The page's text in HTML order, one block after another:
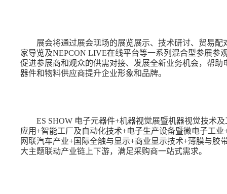
展会将通过展会现场的展览展示、技术研讨、贸易配
家导览及NEPCON LIVE在线平台等一系列混合型参展参
促进参展商和观众的供需对接、发展全新业务机会，帮助
器件和物料供应商提升企业形象和品牌。
ES SHOW 电子元器件+机器视觉展暨机器视觉技术及
应用+智能工厂及自动化技术+电子生产设备暨微电子工业
网联汽车产业+国际全触与显示+商业显示技术+薄膜与胶
大主题联动产业链上下游，满足采购商一站式需求。